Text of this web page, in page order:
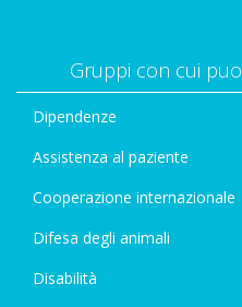
Gruppi con cui
Dipendenze
Assistenza al paziente
Cooperazione internazionale
Difesa degli animali
Disabilità